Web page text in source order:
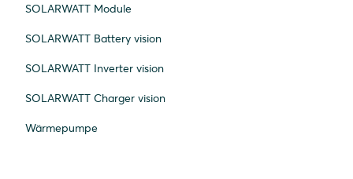
SOLARWATT Module
SOLARWATT Battery vision
SOLARWATT Inverter vision
SOLARWATT Charger vision
Wärmepumpe